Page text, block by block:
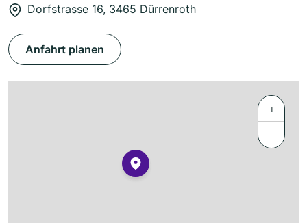
Dorfstrasse 16, 3465 Dürrenroth
Anfahrt planen
+
−